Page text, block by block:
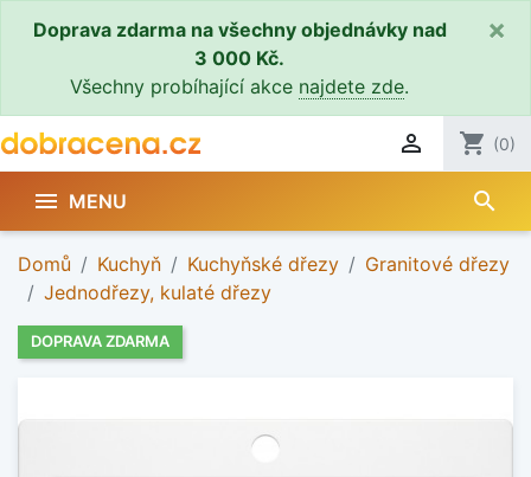
Doprava zdarma na všechny objednávky nad
3 000 Kč.
Všechny probíhající akce najdete zde.
×
 shopping_cart (0)
 MENU search
Domů Kuchyň Kuchyňské dřezy
Granitové dřezy
Jednodřezy, kulaté dřezy
DOPRAVA ZDARMA